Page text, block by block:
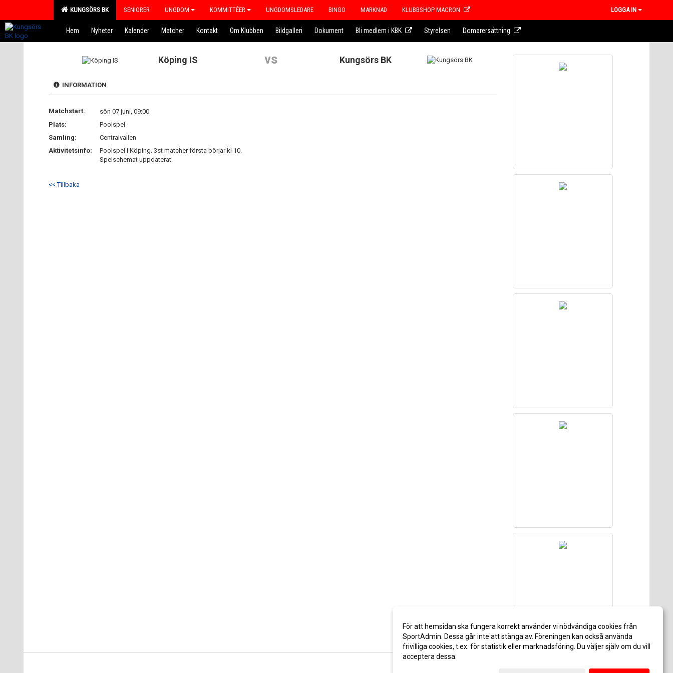
KUNGSÖRS BK SENIORER UNGDOM KOMMITTÉER UNGDOMSLEDARE BINGO MARKNAD KLUBBSHOP MACRON LOGGA IN
Hem Nyheter Kalender Matcher Kontakt Om Klubben Bildgalleri Dokument Bli medlem i KBK Styrelsen Domarersättning
Köping IS vs Kungsörs BK
INFORMATION
Matchstart:
sön 07 juni, 09:00
Plats:
Poolspel
Samling:
Centralvallen
Aktivitetsinfo:
Poolspel i Köping. 3st matcher första börjar kl 10.
Spelschemat uppdaterat.
<< Tillbaka
För att hemsidan ska fungera korrekt använder vi nödvändiga cookies från
SportAdmin. Dessa går inte att stänga av. Föreningen kan också använda
frivilliga cookies, t.ex. för statistik eller marknadsföring. Du väljer själv om du vill
acceptera dessa.